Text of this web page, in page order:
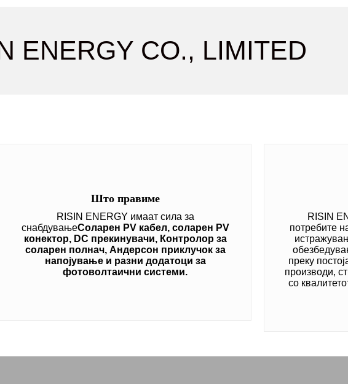
ENERGY CO., LIMITED
Што правиме
RISIN ENERGY имаат сила за
снабдувањеСоларен PV кабел, соларен PV
конектор, DC прекинувачи, Контролор за
соларен полнач, Андерсон приклучок за
напојување и разни додатоци за
фотоволтаични системи.
RISIN
потребите
преку
производи,
со